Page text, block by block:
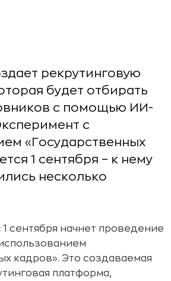
рекрутинговую
будет отбирать
с помощью ИИ-
с
«Государственных
1 сентября – к нему
несколько
1 сентября начнет проведение
кадров». Это создаваемая
платформа,